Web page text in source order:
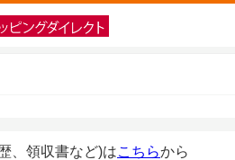
、領収書など)はこちらから